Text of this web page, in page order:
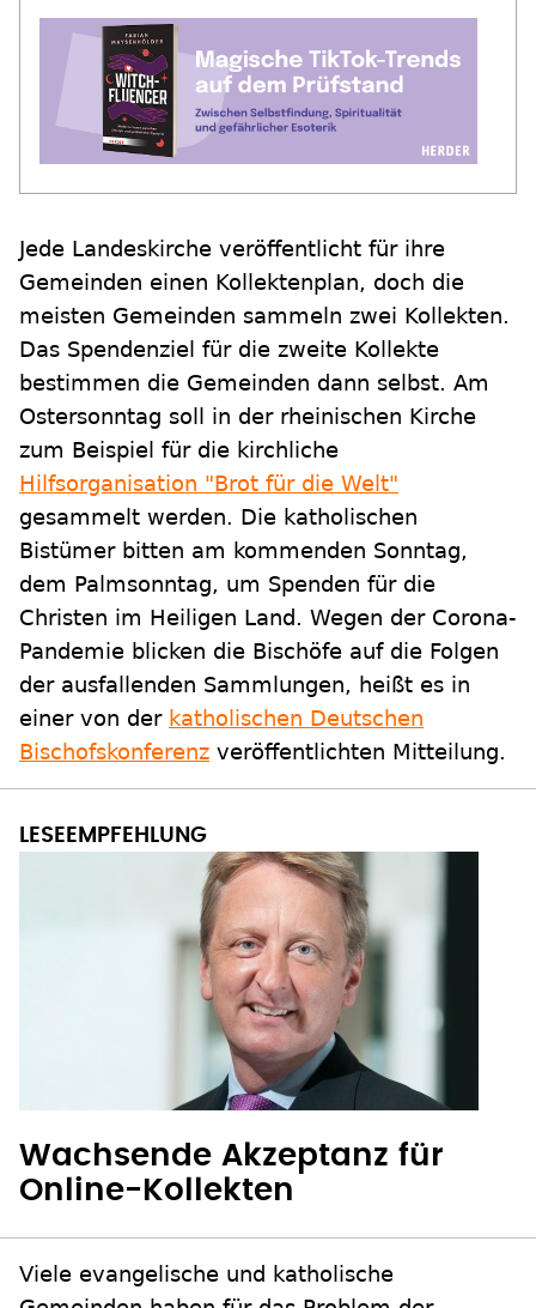
Jede Landeskirche veröffentlicht für ihre
Gemeinden einen Kollektenplan, doch die
meisten Gemeinden sammeln zwei Kollekten.
Das Spendenziel für die zweite Kollekte
bestimmen die Gemeinden dann selbst. Am
Ostersonntag soll in der rheinischen Kirche
zum Beispiel für die kirchliche
Hilfsorganisation "Brot für die Welt"
gesammelt werden. Die katholischen
Bistümer bitten am kommenden Sonntag,
dem Palmsonntag, um Spenden für die
Christen im Heiligen Land. Wegen der Corona-
Pandemie blicken die Bischöfe auf die Folgen
der ausfallenden Sammlungen, heißt es in
einer von der katholischen Deutschen
Bischofskonferenz veröffentlichten Mitteilung.
Wachsende Akzeptanz für
Online-Kollekten
Viele evangelische und katholische